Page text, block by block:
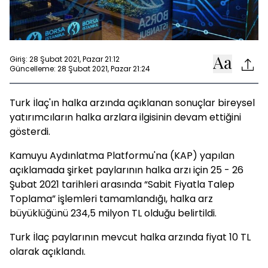
Giriş: 28 Şubat 2021, Pazar 21:12
Güncelleme: 28 Şubat 2021, Pazar 21:24
Turk İlaç'ın halka arzında açıklanan sonuçlar bireysel
yatırımcıların halka arzlara ilgisinin devam ettiğini
gösterdi.
Kamuyu Aydınlatma Platformu'na (KAP) yapılan
açıklamada şirket paylarının halka arzı için 25 - 26
Şubat 2021 tarihleri arasında “Sabit Fiyatla Talep
Toplama” işlemleri tamamlandığı, halka arz
büyüklüğünü 234,5 milyon TL olduğu belirtildi.
Turk İlaç paylarının mevcut halka arzında fiyat 10 TL
olarak açıklandı.